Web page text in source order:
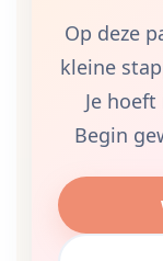
Op deze
kleine
Je
Begin